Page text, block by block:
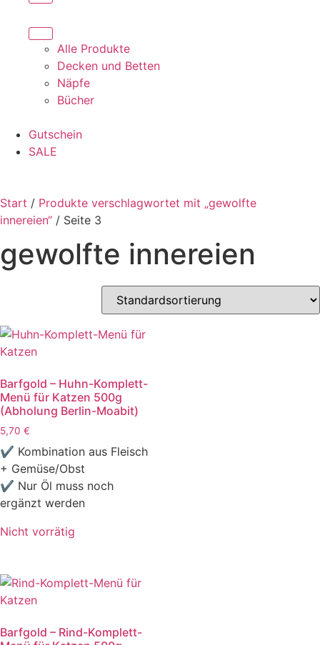
Alle Produkte
Decken und Betten
Näpfe
Bücher
Gutschein
SALE
Start / Produkte verschlagwortet mit „gewolfte
innereien“ / Seite 3
gewolfte innereien
Barfgold – Huhn-Komplett-
Menü für Katzen 500g
(Abholung Berlin-Moabit)
5,70 €
✔ Kombination aus Fleisch
+ Gemüse/Obst
✔ Nur Öl muss noch
ergänzt werden
Nicht vorrätig
Barfgold – Rind-Komplett-